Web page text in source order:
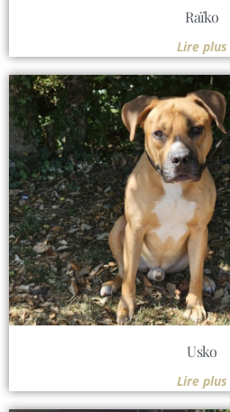
Raïko
Lire plus
Usko
Lire plus